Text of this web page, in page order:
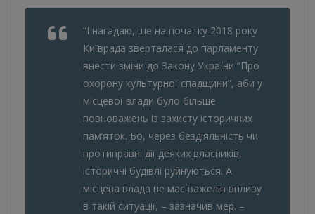
“І нагадаю, ще на початку 2018 року
Київрада зверталася до парламенту
внести зміни до Закону України “Про
охорону культурної спадщини”, аби у
місцевої влади було більше
повноважень із захисту історичних
пам’яток. Бо, через бездіяльність чи
протиправні дії деяких власників,
історичні будівлі руйнуються. А
місцева влада не має важелів впливу
в такій ситуації, – зазначив мер. –